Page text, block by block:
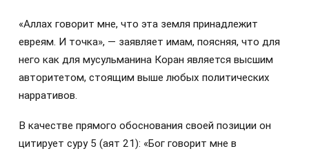
«Аллах говорит мне, что эта земля принадлежит
евреям. И точка», — заявляет имам, поясняя, что для
него как для мусульманина Коран является высшим
авторитетом, стоящим выше любых политических
нарративов.
В качестве прямого обоснования своей позиции он
цитирует суру 5 (аят 21): «Бог говорит мне в